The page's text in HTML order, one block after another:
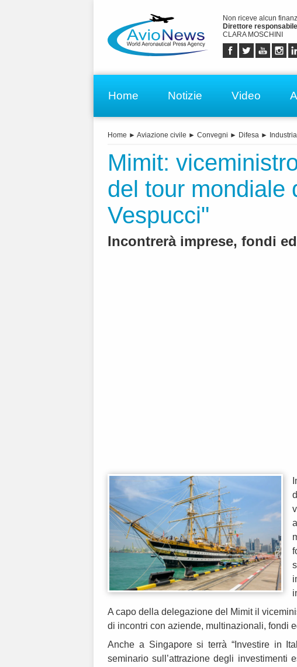
Non riceve alcun
Direttore
CLARA MOSCHINI
Home Notizie Video
Home ► Aviazione civile ► Convegni ► Difesa ► Industria
Mimit:
del tour mondiale
Vespucci"
Incontrerà imprese, fondi
A capo della delegazione del Mimit il
di incontri con aziende, multinazionali, fondi
Anche a Singapore si terrà “Investire in
seminario sull’attrazione degli investimenti